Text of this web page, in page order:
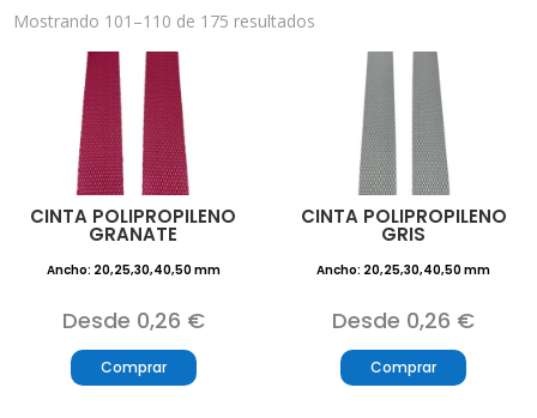
Mostrando 101–110 de 175 resultados
CINTA POLIPROPILENO
GRANATE
Ancho: 20,25,30,40,50 mm
Desde 0,26 €
Comprar
CINTA POLIPROPILENO
GRIS
Ancho: 20,25,30,40,50 mm
Desde 0,26 €
Comprar